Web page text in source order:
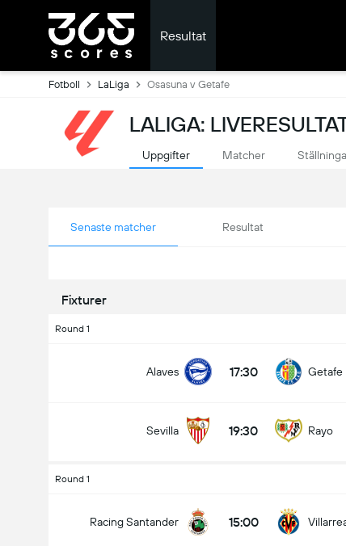
Resultat
Fotboll LaLiga Osasuna v Getafe
LALIGA:
Uppgifter Matcher
Senaste matcher Resultat
Fixturer
Round 1
Alaves 17:30 Getafe
Sevilla 19:30 Rayo
Round 1
Racing Santander 15:00
över